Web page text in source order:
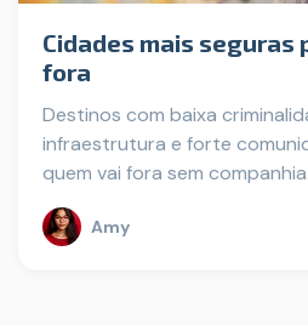
Cidades mais seguras
fora
Destinos com baixa
infraestrutura e forte
quem vai fora sem companhia.
Amy